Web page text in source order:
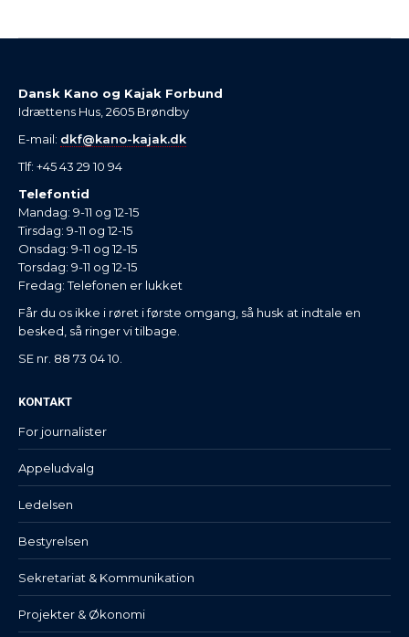
Dansk Kano og Kajak Forbund
Idrættens Hus, 2605 Brøndby
E-mail: dkf@kano-kajak.dk
Tlf: +45 43 29 10 94
Telefontid
Mandag: 9-11 og 12-15
Tirsdag: 9-11 og 12-15
Onsdag: 9-11 og 12-15
Torsdag: 9-11 og 12-15
Fredag: Telefonen er lukket
Får du os ikke i røret i første omgang, så husk at indtale en
besked, så ringer vi tilbage.
SE nr. 88 73 04 10.
KONTAKT
For journalister
Appeludvalg
Ledelsen
Bestyrelsen
Sekretariat & Kommunikation
Projekter & Økonomi